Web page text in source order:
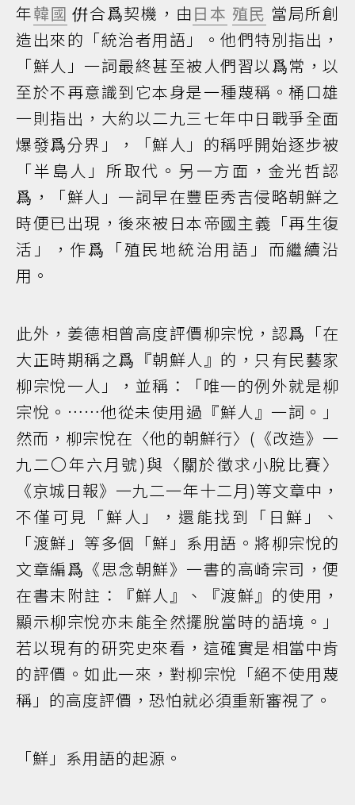
年韓國 倂合爲契機，由日本 殖民 當局所創
造出來的「統治者用語」。他們特別指出，
「鮮人」一詞最終甚至被人們習以爲常，以
至於不再意識到它本身是一種蔑稱。桶口雄
一則指出，大約以二九三七年中日戰爭全面
爆發爲分界」，「鮮人」的稱呼開始逐步被
「半島人」所取代。另一方面，金光哲認
爲，「鮮人」一詞早在豐臣秀吉侵略朝鮮之
時便已出現，後來被日本帝國主義「再生復
活」，作爲「殖民地統治用語」而繼續沿
用。
此外，姜德相曾高度評價柳宗悅，認爲「在
大正時期稱之爲『朝鮮人』的，只有民藝家
柳宗悅一人」，並稱：「唯一的例外就是柳
宗悅。……他從未使用過『鮮人』一詞。」
然而，柳宗悅在〈他的朝鮮行〉(《改造》一
九二〇年六月號)與〈關於徵求小脫比賽〉
《京城日報》一九二一年十二月)等文章中，
不僅可見「鮮人」，還能找到「日鮮」、
「渡鮮」等多個「鮮」系用語。將柳宗悅的
文章編爲《思念朝鮮》一書的高崎宗司，便
在書末附註：『鮮人』、『渡鮮』的使用，
顯示柳宗悅亦未能全然擺脫當時的語境。」
若以現有的研究史來看，這確實是相當中肯
的評價。如此一來，對柳宗悅「絕不使用蔑
稱」的高度評價，恐怕就必須重新審視了。
「鮮」系用語的起源。